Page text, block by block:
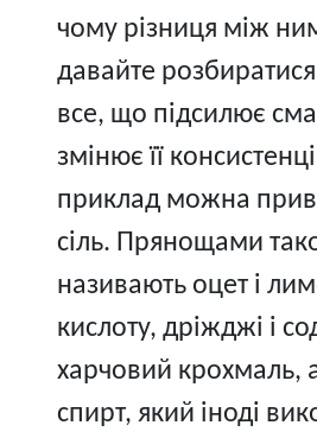
чому різниця між
давайте
все, що підсилює
змінює її
приклад можна
сіль. Прянощами
називають оцет і
кислоту, дріжджі і
харчовий крохмаль,
спирт, який іноді